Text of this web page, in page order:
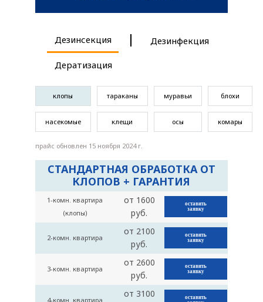
Дезинсекция Дезинфекция
Дератизация
клопы тараканы муравьи блохи
насекомые клещи осы комары
прайс обновлен 15 ноября 2024 г.
СТАНДАРТНАЯ ОБРАБОТКА ОТ
КЛОПОВ + ГАРАНТИЯ
1-комн. квартира
(клопы)
от 1600
руб.
оставить
заявку
2-комн. квартира
от 2100
руб.
оставить
заявку
3-комн. квартира
от 2600
руб.
оставить
заявку
4-комн. квартира
от 3100
оставить